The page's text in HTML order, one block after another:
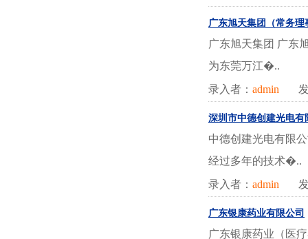
广东旭天集团（常务理
广东旭天集团 广东
为东莞万江�..
录入者： admin 发
深圳市中德创建光电有
中德创建光电有限
经过多年的技术�..
录入者： admin 发
广东银康药业有限公司
广东银康药业（医